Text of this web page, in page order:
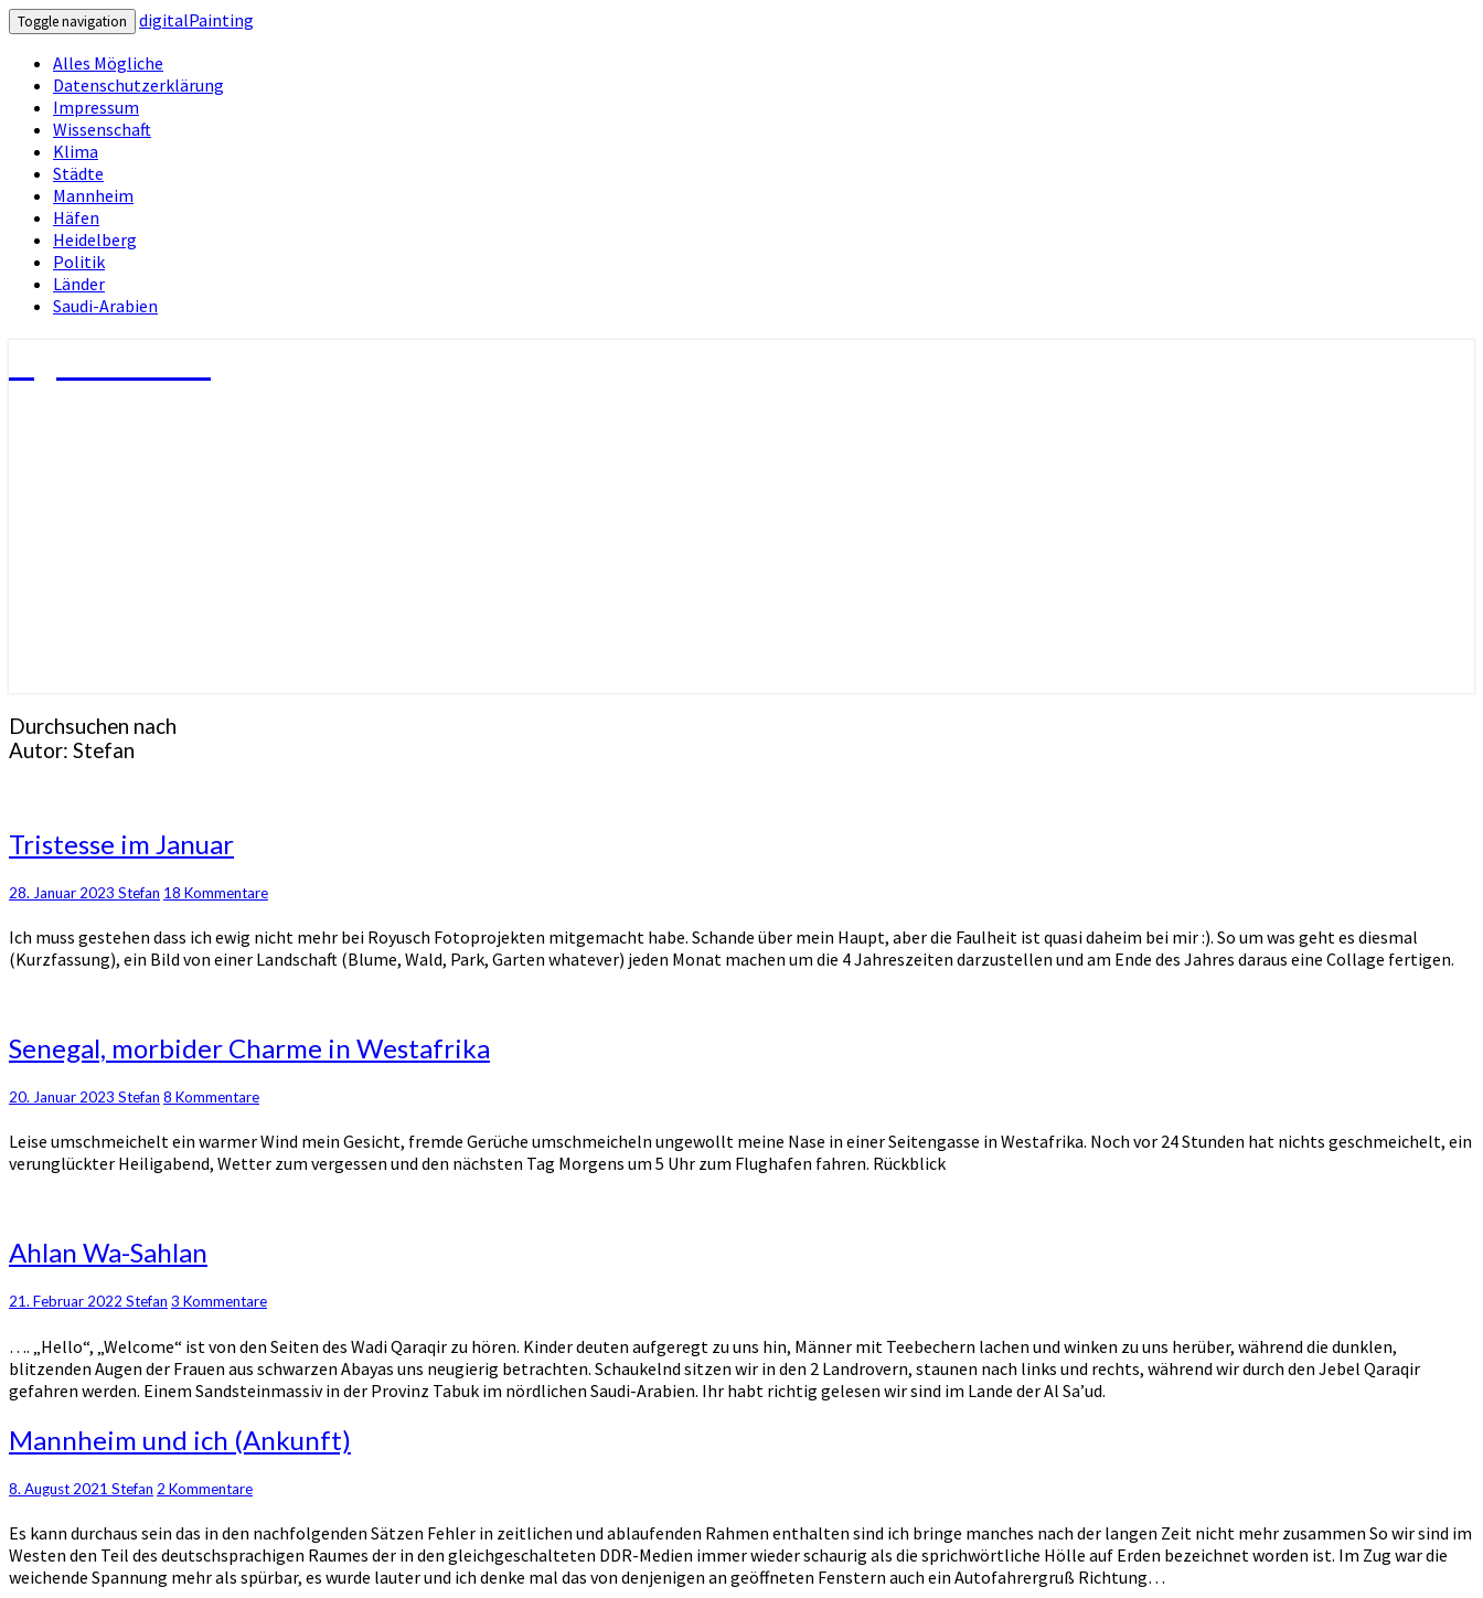
Toggle navigation
digitalPainting
Alles Mögliche
Datenschutzerklärung
Impressum
Wissenschaft
Klima
Städte
Mannheim
Häfen
Heidelberg
Politik
Länder
Saudi-Arabien
Durchsuchen nach
Autor: Stefan
Tristesse
im
Tristesse im Januar
28. Januar 2023 Stefan Kommentare
18 Kommentare
Ich muss gestehen dass ich ewig nicht mehr bei Royusch Fotoprojekten mitgemacht habe. Schande über mein Haupt, aber die Faulheit ist quasi daheim bei mir :). So um was geht es diesmal
(Kurzfassung), ein Bild von einer Landschaft (Blume, Wald, Park, Garten whatever) jeden Monat machen um die 4 Jahreszeiten darzustellen und am Ende des Jahres daraus eine Collage fertigen.
Senegal,
morbider
Charme
in
Westafrika
Senegal, morbider Charme in Westafrika
20. Januar 2023 Stefan Kommentare
8 Kommentare
Leise umschmeichelt ein warmer Wind mein Gesicht, fremde Gerüche umschmeicheln ungewollt meine Nase in einer Seitengasse in Westafrika. Noch vor 24 Stunden hat nichts geschmeichelt, ein
verunglückter Heiligabend, Wetter zum vergessen und den nächsten Tag Morgens um 5 Uhr zum Flughafen fahren. Rückblick
Ahlan
Wa-
Sahlan
Ahlan Wa-Sahlan
21. Februar 2022 Stefan Kommentare
3 Kommentare
…. „Hello“, „Welcome“ ist von den Seiten des Wadi Qaraqir zu hören. Kinder deuten aufgeregt zu uns hin, Männer mit Teebechern lachen und winken zu uns herüber, während die dunklen,
blitzenden Augen der Frauen aus schwarzen Abayas uns neugierig betrachten. Schaukelnd sitzen wir in den 2 Landrovern, staunen nach links und rechts, während wir durch den Jebel Qaraqir
gefahren werden. Einem Sandsteinmassiv in der Provinz Tabuk im nördlichen Saudi-Arabien. Ihr habt richtig gelesen wir sind im Lande der Al Sa’ud.
Mannheim
und
(Ankunft)
Mannheim und ich (Ankunft)
8. August 2021 Stefan Kommentare
2 Kommentare
Es kann durchaus sein das in den nachfolgenden Sätzen Fehler in zeitlichen und ablaufenden Rahmen enthalten sind ich bringe manches nach der langen Zeit nicht mehr zusammen So wir sind im
Westen den Teil des deutschsprachigen Raumes der in den gleichgeschalteten DDR-Medien immer wieder schaurig als die sprichwörtliche Hölle auf Erden bezeichnet worden ist. Im Zug war die
weichende Spannung mehr als spürbar, es wurde lauter und ich denke mal das von denjenigen an geöffneten Fenstern auch ein Autofahrergruß Richtung…